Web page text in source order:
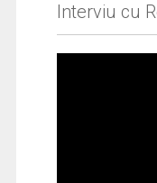
Interviu cu